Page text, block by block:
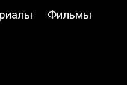
Фильмы